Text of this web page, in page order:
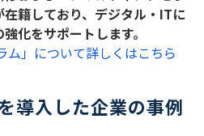
籍しており、デジタル・IT​​​​​に
化をサポートします。
ム」について詳しくはこちら
導入した企業の事例